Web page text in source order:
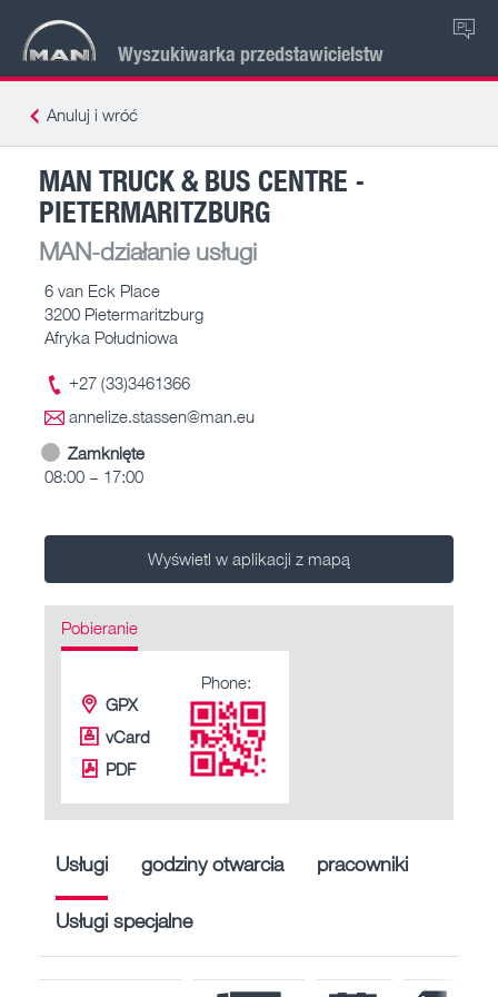
Wyszukiwarka przedstawicielstw
PL
Anuluj i wróć
MAN TRUCK & BUS CENTRE -
PIETERMARITZBURG
MAN-działanie usługi
6 van Eck Place
3200 Pietermaritzburg
Afryka Południowa
+27 (33)3461366
annelize.stassen@man.eu
Zamknięte
08:00 – 17:00
Wyświetl w aplikacji z mapą
Pobieranie
GPX
vCard
PDF
Phone:
Usługi godziny otwarcia pracowniki
Usługi specjalne